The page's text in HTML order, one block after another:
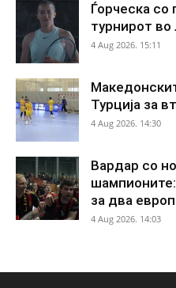
Ѓорческа со
турнирот во
4 Aug 2026. 15:11
Турција за
4 Aug 2026. 14:30
Вардар со
за два
4 Aug 2026. 14:03